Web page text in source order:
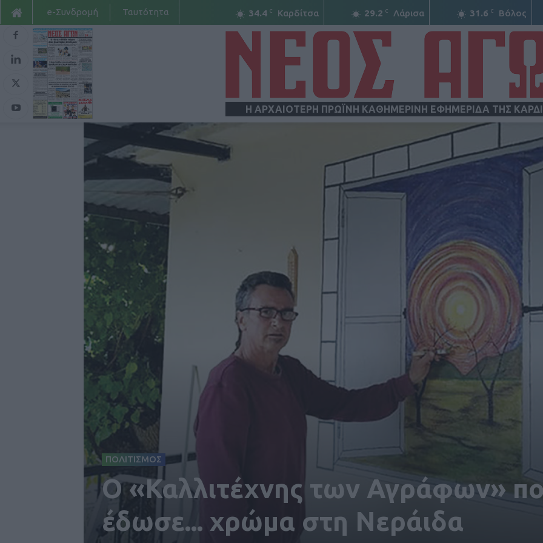
34.4 C Καρδίτσα 29.2 C Λάρισα 31.6 C Βόλος
e-Συνδρομή Ταυτότητα
Η ΑΡΧΑΙΟΤΕΡΗ ΠΡΩΪΝΗ ΚΑΘΗΜΕΡΙΝΗ ΕΦΗΜΕΡΙΔΑ ΤΗΣ
ΠΟΛΙΤΙΣΜΟΣ
Ο «Καλλιτέχνης των Αγράφων»
έδωσε... χρώμα στη Νεράιδα